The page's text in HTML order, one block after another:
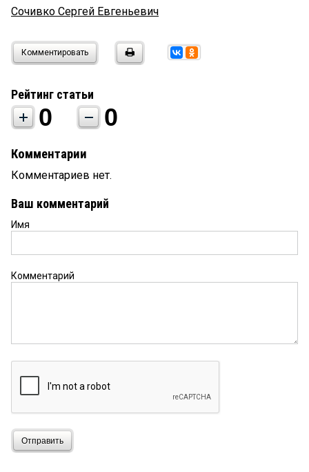
Сочивко Сергей Евгеньевич
Комментировать
Рейтинг статьи
0 0
Комментарии
Комментариев нет.
Ваш комментарий
Имя
Комментарий
Отправить